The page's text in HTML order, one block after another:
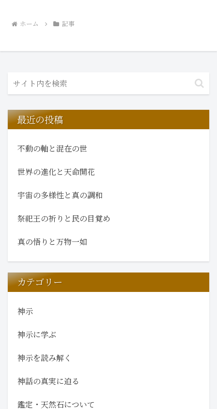
ホーム 記事
最近の投稿
不動の軸と混在の世
世界の進化と天命開花
宇宙の多様性と真の調和
祭祀王の祈りと民の目覚め
真の悟りと万物一如
カテゴリー
神示
神示に学ぶ
神示を読み解く
神話の真実に迫る
鑑定・天然石について